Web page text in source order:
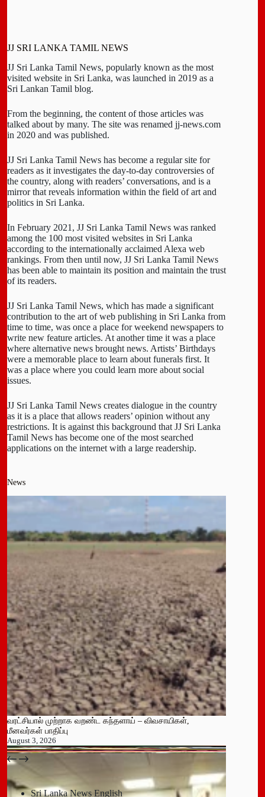
JJ SRI LANKA TAMIL NEWS
JJ Sri Lanka Tamil News, popularly known as the most
visited website in Sri Lanka, was launched in 2019 as a
Sri Lankan Tamil blog.
From the beginning, the content of those articles was
talked about by many. The site was renamed jj-news.com
in 2020 and was published.
JJ Sri Lanka Tamil News has become a regular site for
readers as it investigates the day-to-day controversies of
the country, along with readers’ conversations, and is a
mirror that reveals information within the field of art and
politics in Sri Lanka.
In February 2021, JJ Sri Lanka Tamil News was ranked
among the 100 most visited websites in Sri Lanka
according to the internationally acclaimed Alexa web
rankings. From then until now, JJ Sri Lanka Tamil News
has been able to maintain its position and maintain the trust
of its readers.
JJ Sri Lanka Tamil News, which has made a significant
contribution to the art of web publishing in Sri Lanka from
time to time, was once a place for weekend newspapers to
write new feature articles. At another time it was a place
where alternative news brought news. Artists’ Birthdays
were a memorable place to learn about funerals first. It
was a place where you could learn more about social
issues.
JJ Sri Lanka Tamil News creates dialogue in the country
as it is a place that allows readers’ opinion without any
restrictions. It is against this background that JJ Sri Lanka
Tamil News has become one of the most searched
applications on the internet with a large readership.
News
வரட்சியால் முற்றாக வறண்ட கந்தளாய் – விவசாயிகள்,
மீனவர்கள் பாதிப்பு
August 3, 2026
பதுளை மாநகர சபையின் NPP உறுப்பினர் திடீர் ராஜினாமா!
July 14, 2026
Sri Lanka News English